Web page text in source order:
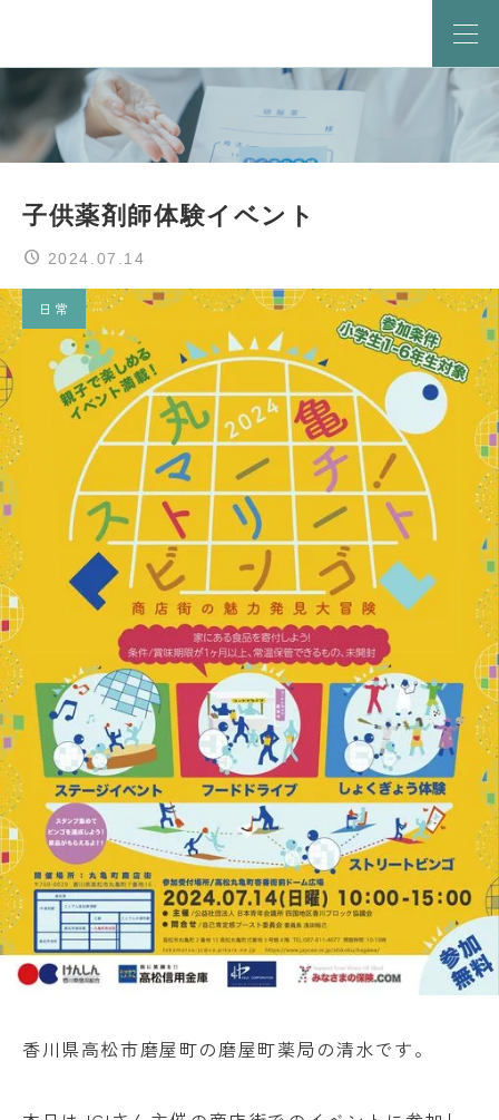
子供薬剤師体験イベント
2024.07.14
日常
香川県高松市磨屋町の磨屋町薬局の清水です。